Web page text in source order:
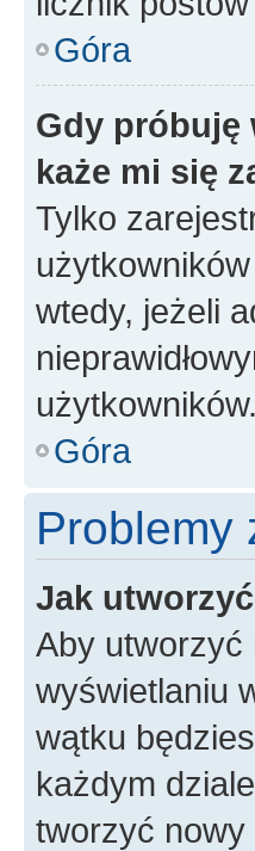
Góra
Gdy próbuję
każe mi się
Tylko
wtedy, jeżeli
użytkowników.
Góra
Problemy
Jak
Aby utworzyć
wyświetlaniu
wątku
każdym
tworzyć nowy